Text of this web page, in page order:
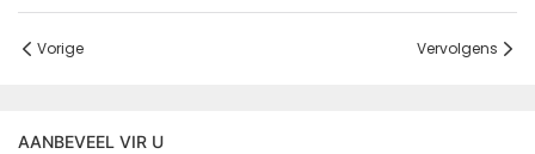
Vorige Vervolgens
AANBEVEEL VIR U